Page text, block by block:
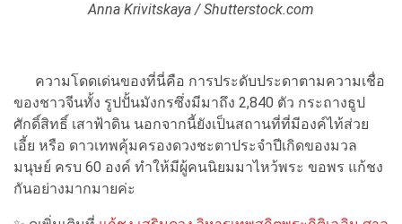
Anna Krivitskaya / Shutterstock.com
ความโดดเด่นของที่นี่คือ การประดับประดาตามความเชื่อ
ของชาวจีนทั้ง รูปปั้นมังกรซึ่งมีมาถึง 2,840 ตัว กระถางธูป
ศักดิ์สิทธิ์ เสาฟ้าดิน นอกจากนี้ยังเป็นสถานที่ที่มีองค์ไท้ส่วย
เอี้ย หรือ ดาวเทพคุ้มครองดวงชะตาประจำปีเกิดของมวล
มนุษย์ ครบ 60 องค์ ทำให้มีผู้คนนิยมมาไหว้พระ ขอพร แก้ชง
กันอย่างมากมายค่ะ